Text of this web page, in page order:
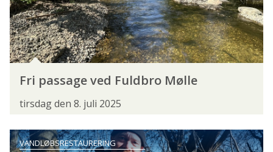
ORGANISATION
§7-UDVALGET ARTIKLER
FISKEVANDSUDVALGET
Fri passage ved Fuldbro Mølle
tirsdag den 8. juli 2025
VANDLØBSRESTAURERING